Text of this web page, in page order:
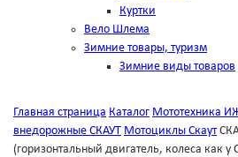
Куртки
Вело Шлема
Зимние товары, туризм
Зимние виды товаров
Главная страница Каталог Мототехника
внедорожные СКАУТ Мотоциклы Скаут
(горизонтальный двигатель, колеса как у